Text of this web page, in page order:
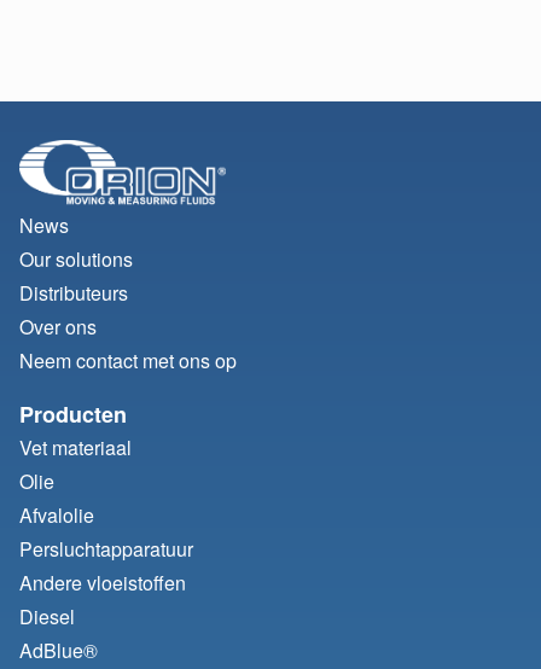
News
Our solutions
Distributeurs
Over ons
Neem contact met ons op
Producten
Vet materiaal
Olie
Afvalolie
Persluchtapparatuur
Andere vloeistoffen
Diesel
AdBlue®